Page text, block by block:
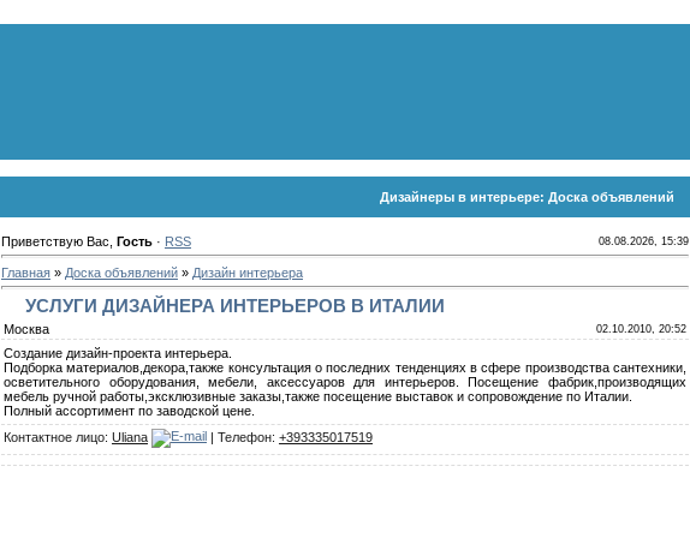
Дизайнеры в интерьере: Доска объявлений
Приветствую Вас, Гость· RSS 08.08.2026, 15:39
Главная» Доска объявлений» Дизайн интерьера
УСЛУГИ ДИЗАЙНЕРА ИНТЕРЬЕРОВ В ИТАЛИИ
Москва 02.10.2010, 20:52
Coздание дизайн-проекта интерьера.
Подборка материалов,декора,также консультация о последних тенденциях в сфере производства сантехники,
осветительного оборудования, мебели, аксессуаров для интерьеров. Посещение фабрик,производящих
мебель ручной работы,эксклюзивные заказы,также посещение выставок и сопровождение по Италии.
Полный ассортимент по заводской цене.
Контактное лицо: Uliana | Телефон: +393335017519